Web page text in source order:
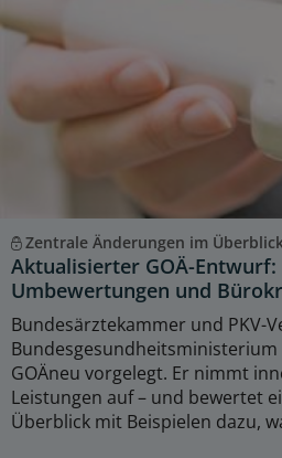
Zentrale Änderungen im
Aktualisierter GOÄ-Entwurf:
Umbewertungen und
Bundesärztekammer und PKV-
GOÄneu vorgelegt. Er nimmt
Leistungen auf – und bewertet
Überblick mit Beispielen dazu,